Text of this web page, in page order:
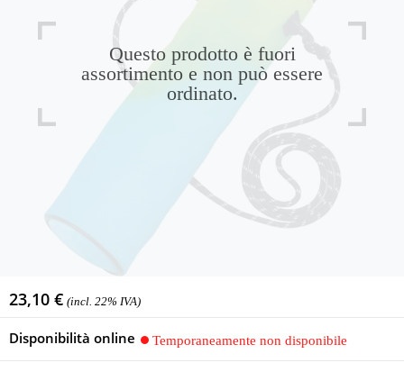
Questo prodotto è fuori
assortimento e non può essere
ordinato.
23,10 € (incl. 22% IVA)
Disponibilità online Temporaneamente non disponibile